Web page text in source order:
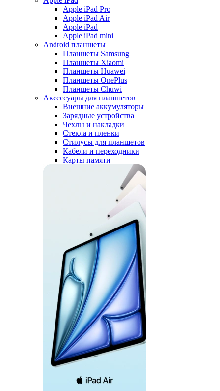
Apple iPad Pro
Apple iPad Air
Apple iPad
Apple iPad mini
Android планшеты
Планшеты Samsung
Планшеты Xiaomi
Планшеты Huawei
Планшеты OnePlus
Планшеты Chuwi
Аксессуары для планшетов
Внешние аккумуляторы
Зарядные устройства
Чехлы и накладки
Стекла и пленки
Стилусы для планшетов
Кабели и переходники
Карты памяти